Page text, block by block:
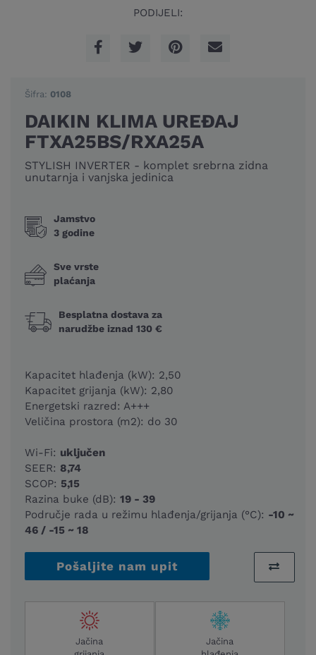
PODIJELI:
Šifra: 0108
DAIKIN KLIMA UREĐAJ
FTXA25BS/RXA25A
STYLISH INVERTER - komplet srebrna zidna
unutarnja i vanjska jedinica
Jamstvo
3 godine
Sve vrste
plaćanja
Besplatna dostava za
narudžbe iznad 130 €
Kapacitet hlađenja (kW): 2,50
Kapacitet grijanja (kW): 2,80
Energetski razred: A+++
Veličina prostora (m2): do 30
Wi-Fi: uključen
SEER: 8,74
SCOP: 5,15
Razina buke (dB): 19 - 39
Područje rada u režimu hlađenja/grijanja (°C): -10 ~
46 / -15 ~ 18
Pošaljite nam upit
Jačina
Jačina